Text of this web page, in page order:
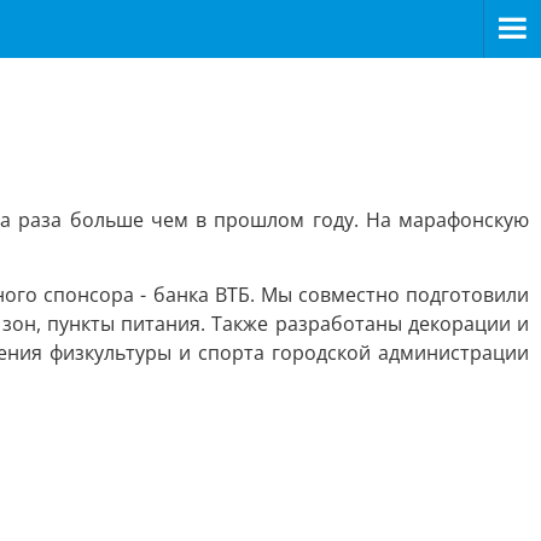
раза больше чем в прошлом году. На марафонскую
спонсора - банка ВТБ. Мы совместно подготовили
пункты питания. Также разработаны декорации и
физкультуры и спорта городской администрации